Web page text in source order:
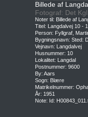
Billede af
Fotograf: Det
Noter til: Billede af
Titel: Langdalvej 10 -
Person: Fyllgraf,
Bygningsnavn: Sted:
Vejnavn: Langdalvej
Husnummer: 10
Lokalitet: Langdal
Postnummer: 9600
By: Aars
Sogn: Blære
Matrikelnummer:
År: 1951
Note: Id: